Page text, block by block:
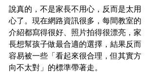
說真的，不是家長不用心，反而是太用
心了。現在網路資訊很多，每間教室的
介紹都寫得很好、照片拍得很漂亮，家
長想幫孩子做最合適的選擇，結果反而
容易被一些「看起來很合理，但其實方
向不太對」的標準帶著走。